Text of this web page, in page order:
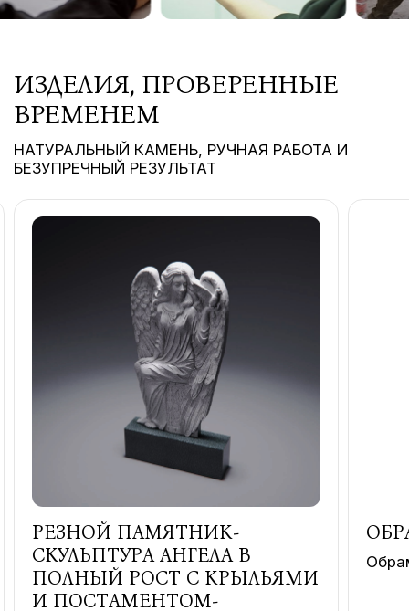
ИЗДЕЛИЯ, ПРОВЕРЕННЫЕ
ВРЕМЕНЕМ
НАТУРАЛЬНЫЙ КАМЕНЬ, РУЧНАЯ РАБОТА И
БЕЗУПРЕЧНЫЙ РЕЗУЛЬТАТ
РЕЗНОЙ ПАМЯТНИК-
СКУЛЬПТУРА АНГЕЛА В
ПОЛНЫЙ РОСТ С КРЫЛЬЯМИ
И ПОСТАМЕНТОМ-